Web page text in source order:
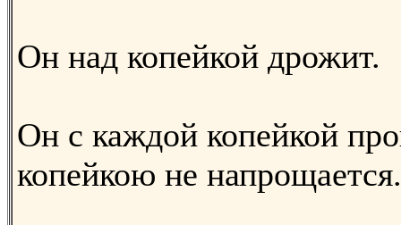
Он над копейкой дрожит.
Он с каждой копейкой
копейкою не напрощается.